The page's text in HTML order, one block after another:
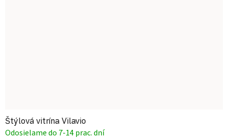
Štýlová vitrína Vilavio
Odosielame do 7-14 prac. dní